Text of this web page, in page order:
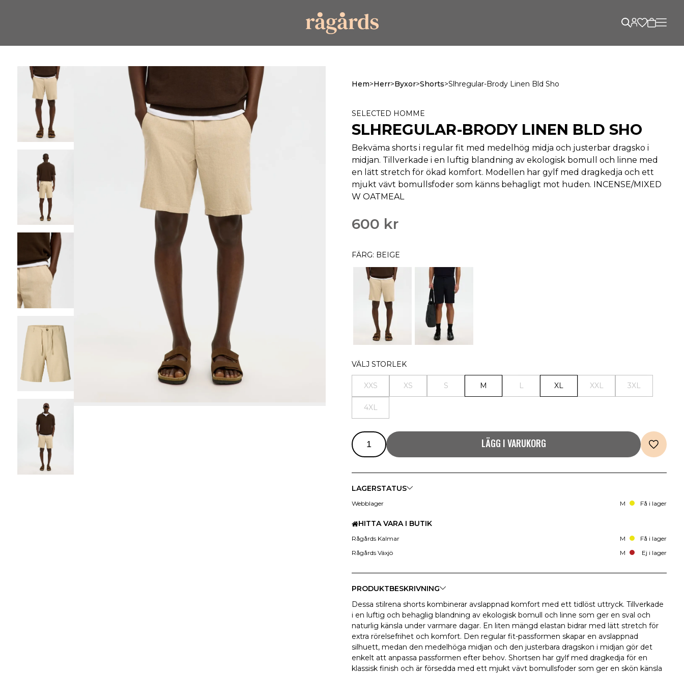
Hem>Herr>Byxor>Shorts>Slhregular-Brody Linen Bld Sho
SELECTED HOMME
SLHREGULAR-BRODY LINEN BLD SHO
Bekväma shorts i regular fit med medelhög midja och justerbar dragsko i
midjan. Tillverkade i en luftig blandning av ekologisk bomull och linne med
en lätt stretch för ökad komfort. Modellen har gylf med dragkedja och ett
mjukt vävt bomullsfoder som känns behagligt mot huden. INCENSE/MIXED
W OATMEAL
600 kr
FÄRG: BEIGE
VÄLJ STORLEK
XXS XS S M L XL XXL 3XL
4XL
LÄGG I VARUKORG
LAGERSTATUS
Webblager M Få i lager
HITTA VARA I BUTIK
Rågårds Kalmar M
Få i lager
Rågårds Växjö
M Ej i lager
PRODUKTBESKRIVNING
Dessa stilrena shorts kombinerar avslappnad komfort med ett tidlöst uttryck. Tillverkade
i en luftig och behaglig blandning av ekologisk bomull och linne som ger en sval och
naturlig känsla under varmare dagar. En liten mängd elastan bidrar med lätt stretch för
extra rörelsefrihet och komfort. Den regular fit-passformen skapar en avslappnad
silhuett, medan den medelhöga midjan och den justerbara dragskon i midjan gör det
enkelt att anpassa passformen efter behov. Shortsen har gylf med dragkedja för en
klassisk finish och är försedda med ett mjukt vävt bomullsfoder som ger en skön känsla